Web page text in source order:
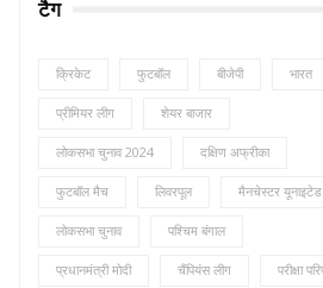
टैग
क्रिकेट फुटबॉल बीजेपी भारत
प्रीमियर लीग शेयर बाजार
लोकसभा चुनाव 2024 दक्षिण अफ्रीका
फुटबॉल मैच लिवरपूल मैनचेस्टर यूनाइटेड
लोकसभा चुनाव पश्चिम बंगाल
प्रधानमंत्री मोदी चैंपियंस लीग परीक्षा